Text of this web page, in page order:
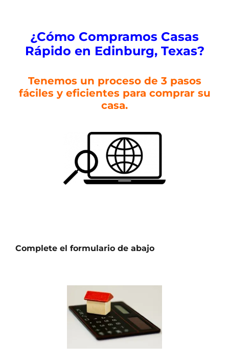
¿Cómo Compramos Casas
Rápido en Edinburg, Texas?
Tenemos un proceso de 3 pasos
fáciles y eficientes para comprar su
casa.
Complete el formulario de abajo